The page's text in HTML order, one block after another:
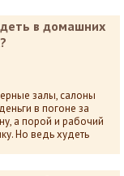
в домашних
залы, салоны
в погоне за
а порой и рабочий
Но ведь худеть